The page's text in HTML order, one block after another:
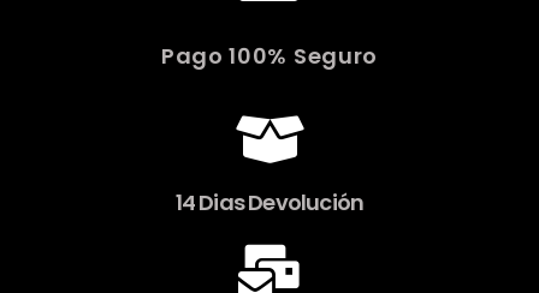
Pago 100% Seguro
14 Dias Devolución